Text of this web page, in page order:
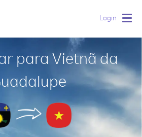
Login
para Vietnã da